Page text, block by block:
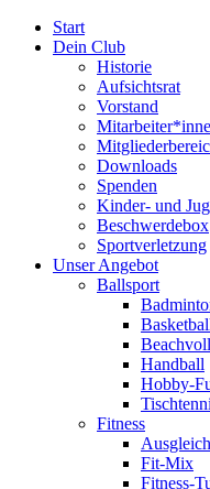
Start
Dein Club
Historie
Aufsichtsrat
Vorstand
Downloads
Spenden
Kinder- und
Beschwerdebox
Sportverletzung
Unser Angebot
Ballsport
Handball
Hobby-
Fitness
Fit-Mix
Fitness-